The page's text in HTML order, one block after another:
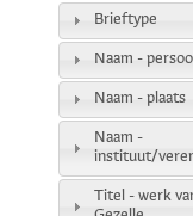
Brieftype
Naam -
Naam - plaats
Naam -
instituut/
Titel - werk